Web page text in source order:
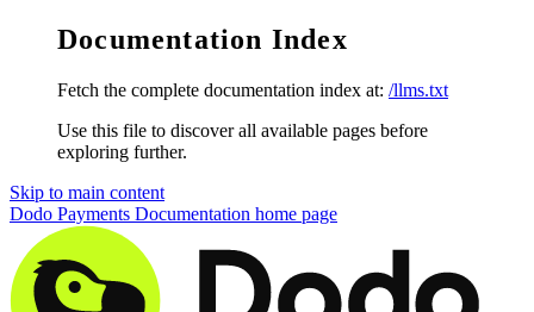
Documentation Index
Fetch the complete documentation index at: /llms.txt
Use this file to discover all available pages before
exploring further.
Skip to main content
Dodo Payments Documentation home page